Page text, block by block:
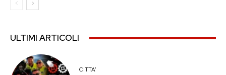
ULTIMI ARTICOLI
CITTA'